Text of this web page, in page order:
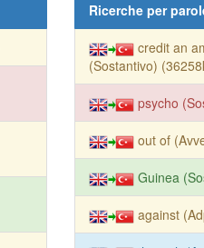
Ricerche per
credit an
(Sostantivo)
psycho
out of
Guinea
against